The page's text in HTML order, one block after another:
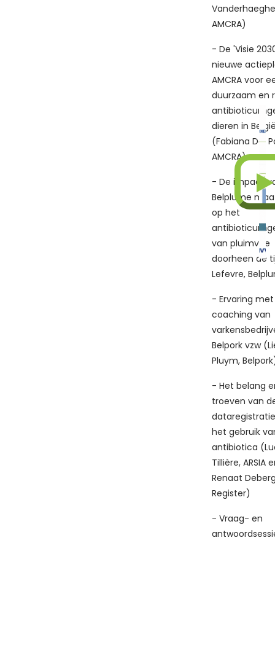
AMCRA)
- De 'Visie
nieuwe
AMCRA voor
duurzaam en
dieren in
(Fabiana Dal
AMCRA)
- De impact
Belplume
op het
van pluimvee
doorheen de
Lefevre,
- Ervaring met
coaching van
Belpork vzw
Pluym,
- Het belang
troeven van
het gebruik
antibiotica
Tillière, ARSIA
Renaat
Register)
- Vraag- en